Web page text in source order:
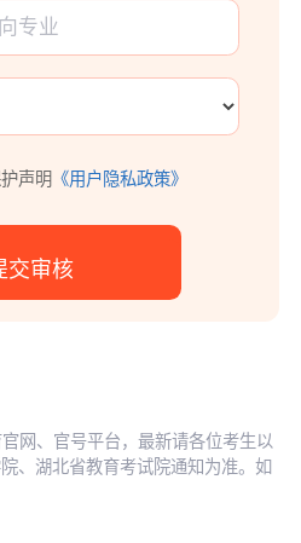
声明 《用户隐私政策》
网、官号平台，最新请各位考生以
、湖北省教育考试院通知为准。如